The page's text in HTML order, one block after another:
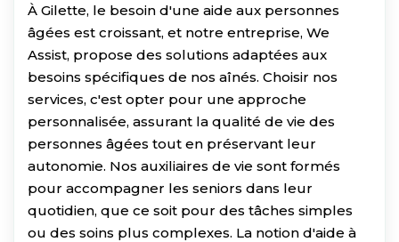
À Gilette, le besoin d'une aide aux personnes
âgées est croissant, et notre entreprise, We
Assist, propose des solutions adaptées aux
besoins spécifiques de nos aînés. Choisir nos
services, c'est opter pour une approche
personnalisée, assurant la qualité de vie des
personnes âgées tout en préservant leur
autonomie. Nos auxiliaires de vie sont formés
pour accompagner les seniors dans leur
quotidien, que ce soit pour des tâches simples
ou des soins plus complexes. La notion d'aide à